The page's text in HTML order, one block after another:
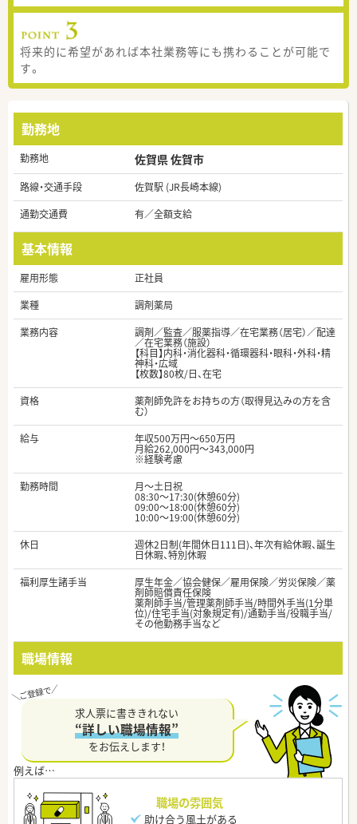
将来的に希望があれば本社業務等にも携わることが可能で
す。
勤務地
勤務地 佐賀県 佐賀市
路線・交通手段
佐賀駅 (JR長崎本線)
通勤交通費
有／全額支給
基本情報
雇用形態
正社員
業種
調剤薬局
業務内容
調剤／監査／服薬指導／在宅業務（居宅）／配達
／在宅業務（施設）
【科目】内科・消化器科・循環器科・眼科・外科・精
神科・広域
【枚数】80枚/日、在宅
資格
薬剤師免許をお持ちの方（取得見込みの方を含
む）
給与
年収500万円～650万円
月給262,000円～343,000円
※経験考慮
勤務時間
月～土日祝
08:30～17:30(休憩60分)
09:00～18:00(休憩60分)
10:00〜19:00(休憩60分)
休日
週休2日制(年間休日111日)、年次有給休暇、誕生
日休暇、特別休暇
福利厚生諸手当
厚生年金／協会健保／雇用保険／労災保険／薬
剤師賠償責任保険
薬剤師手当/管理薬剤師手当/時間外手当(1分単
位)/住宅手当(対象規定有)/通勤手当/役職手当/
その他勤務手当など
職場情報
求人票に書ききれない
“詳しい職場情報”
をお伝えします！
職場の雰囲気
助け合う風土がある